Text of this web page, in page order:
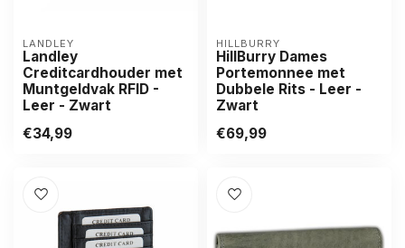
LANDLEY
Landley
Creditcardhouder met
Muntgeldvak RFID -
Leer - Zwart
€34,99
HILLBURRY
HillBurry Dames
Portemonnee met
Dubbele Rits - Leer -
Zwart
€69,99